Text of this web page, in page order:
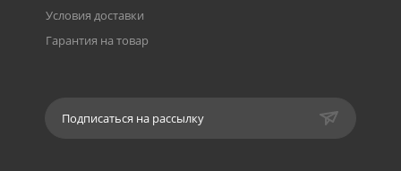
Условия доставки
Гарантия на товар
Подписаться на рассылку